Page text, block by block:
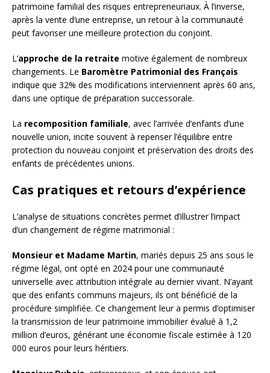
patrimoine familial des risques entrepreneuriaux. À l’inverse,
après la vente d’une entreprise, un retour à la communauté
peut favoriser une meilleure protection du conjoint.
L’approche de la retraite motive également de nombreux
changements. Le Baromètre Patrimonial des Français
indique que 32% des modifications interviennent après 60 ans,
dans une optique de préparation successorale.
La recomposition familiale, avec l’arrivée d’enfants d’une
nouvelle union, incite souvent à repenser l’équilibre entre
protection du nouveau conjoint et préservation des droits des
enfants de précédentes unions.
Cas pratiques et retours d’expérience
L’analyse de situations concrètes permet d’illustrer l’impact
d’un changement de régime matrimonial :
Monsieur et Madame Martin, mariés depuis 25 ans sous le
régime légal, ont opté en 2024 pour une communauté
universelle avec attribution intégrale au dernier vivant. N’ayant
que des enfants communs majeurs, ils ont bénéficié de la
procédure simplifiée. Ce changement leur a permis d’optimiser
la transmission de leur patrimoine immobilier évalué à 1,2
million d’euros, générant une économie fiscale estimée à 120
000 euros pour leurs héritiers.